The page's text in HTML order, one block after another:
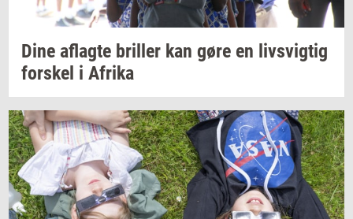
Dine af­lag­te bril­ler kan gøre en livsvig­tig
for­skel i Afri­ka